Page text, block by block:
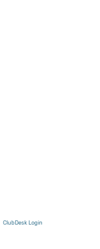
ClubDesk Login